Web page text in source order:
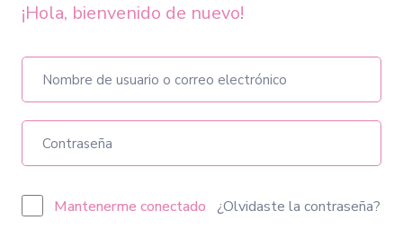
¡Hola, bienvenido de nuevo!
Mantenerme conectado ¿Olvidaste la contraseña?